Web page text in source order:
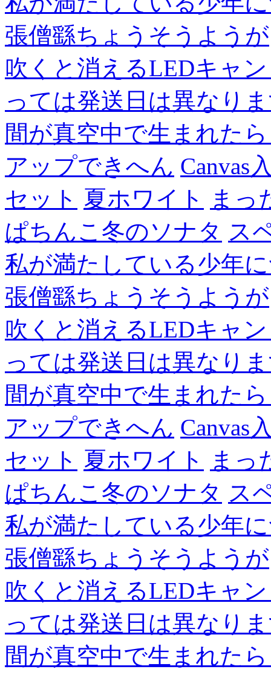
張僧繇ちょうそうようが
吹くと消えるLEDキャ
っては発送日は異なり
間が真空中で生まれた
アップできへん Canvas
セット 夏ホワイト
まっ
ぱちんこ冬のソナタ ス
私が満たしている少年
張僧繇ちょうそうようが
吹くと消えるLEDキャ
っては発送日は異なり
間が真空中で生まれた
アップできへん Canvas
セット 夏ホワイト
まっ
ぱちんこ冬のソナタ ス
私が満たしている少年
張僧繇ちょうそうようが
吹くと消えるLEDキャ
っては発送日は異なり
間が真空中で生まれた